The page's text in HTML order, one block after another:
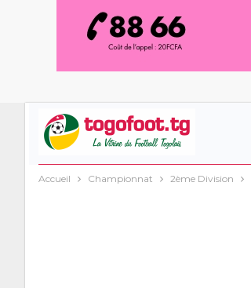
Accueil Championnat 2ème Division